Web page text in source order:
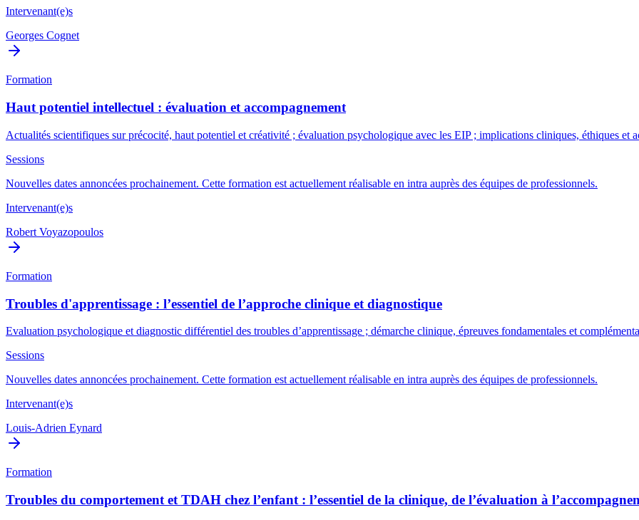
Intervenant(e)s
Georges Cognet
Formation
Haut potentiel intellectuel : évaluation et accompagnement
Actualités scientifiques sur précocité, haut potentiel et créativité ; évaluation psychologique avec les EIP ; implications cliniques, éthiques et
Sessions
Nouvelles dates annoncées prochainement. Cette formation est actuellement réalisable en intra auprès des équipes de professionnels.
Intervenant(e)s
Robert Voyazopoulos
Formation
Troubles d'apprentissage : l’essentiel de l’approche clinique et diagnostique
Evaluation psychologique et diagnostic différentiel des troubles d’apprentissage ; démarche clinique, épreuves fondamentales et
Sessions
Nouvelles dates annoncées prochainement. Cette formation est actuellement réalisable en intra auprès des équipes de professionnels.
Intervenant(e)s
Louis-Adrien Eynard
Formation
Troubles du comportement et TDAH chez l’enfant : l’essentiel de la clinique, de l’évaluation à